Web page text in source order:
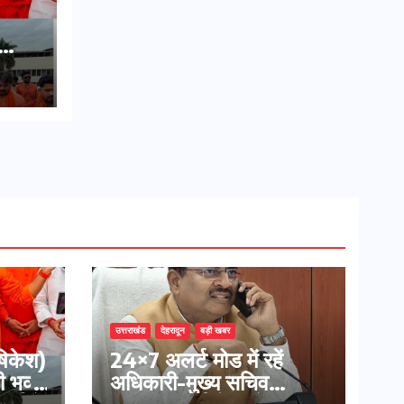
भव्य
उत्तराखंड देहरादून बड़ी खबर
24×7 अलर्ट मोड में रहें
अधिकारी-मुख्य सचिव